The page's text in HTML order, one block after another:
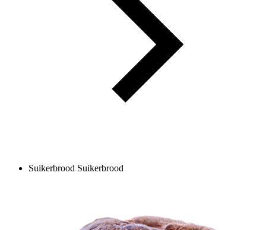
Suikerbrood Suikerbrood